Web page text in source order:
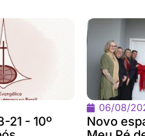
21 - 10º
06/08/
Novo